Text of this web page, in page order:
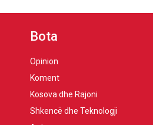
Bota
Opinion
Koment
Kosova dhe Rajoni
Shkencë dhe Teknologji